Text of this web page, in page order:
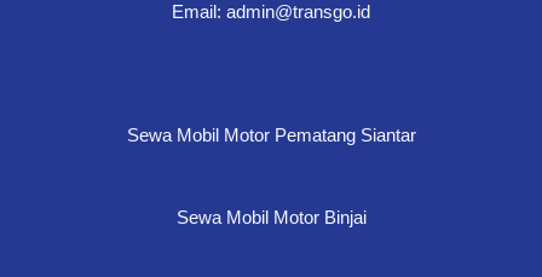
Email: admin@transgo.id
Sewa Mobil Motor Pematang Siantar
Sewa Mobil Motor Binjai